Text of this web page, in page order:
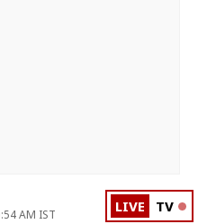
AM IST LIVE TV